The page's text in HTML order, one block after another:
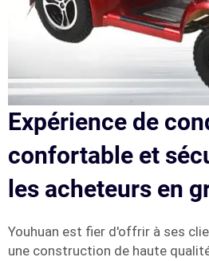
Expérience de
confortable et
les acheteurs en
Youhuan est fier d'offrir à ses
une construction de haute